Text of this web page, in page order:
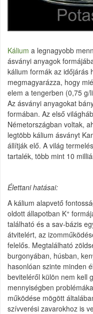
Kálium a legnagyobb
ásványi anyagok
kálium formák az időjárás
megmagyarázza, hogy
elem a tengerben (0,75 g/
Az ásványi anyagokat
formában. Az első
Németországban voltak,
legtöbb kálium ásványt
állítják elő. A világ
tartalék, több mint 10
Élettani hatásai:
A kálium alapvető
oldott állapotban K+
található és a sav-bázis
átvitelért, az
felelős. Megtalálható
burgonyában, húsban,
hasonlóan szinte minden
beviteléről külön nem kell
mennyiségben
működése mögött
szívverési zavarokhoz is